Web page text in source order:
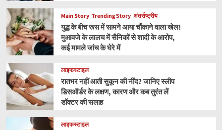
Main Story Trending Story अंतर्राष्ट्रीय
युद्ध के बीच रूस में सामने आया चौंकाने वाला खेल!
मुआवजे के लालच में सैनिकों से शादी के आरोप,
कई मामले जांच के घेरे में
लाइफस्टाइल
रातभर नहीं आती सुकून की नींद? जानिए स्लीप
डिसऑर्डर के लक्षण, कारण और कब तुरंत लें
डॉक्टर की सलाह
लाइफस्टाइल